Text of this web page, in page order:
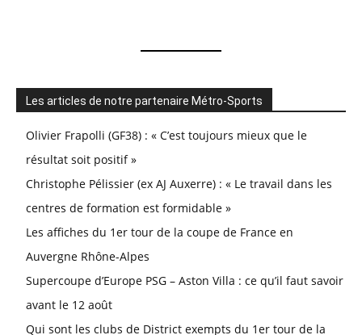
Les articles de notre partenaire Métro-Sports
Olivier Frapolli (GF38) : « C’est toujours mieux que le
résultat soit positif »
Christophe Pélissier (ex AJ Auxerre) : « Le travail dans les
centres de formation est formidable »
Les affiches du 1er tour de la coupe de France en
Auvergne Rhône-Alpes
Supercoupe d’Europe PSG – Aston Villa : ce qu’il faut savoir
avant le 12 août
Qui sont les clubs de District exempts du 1er tour de la